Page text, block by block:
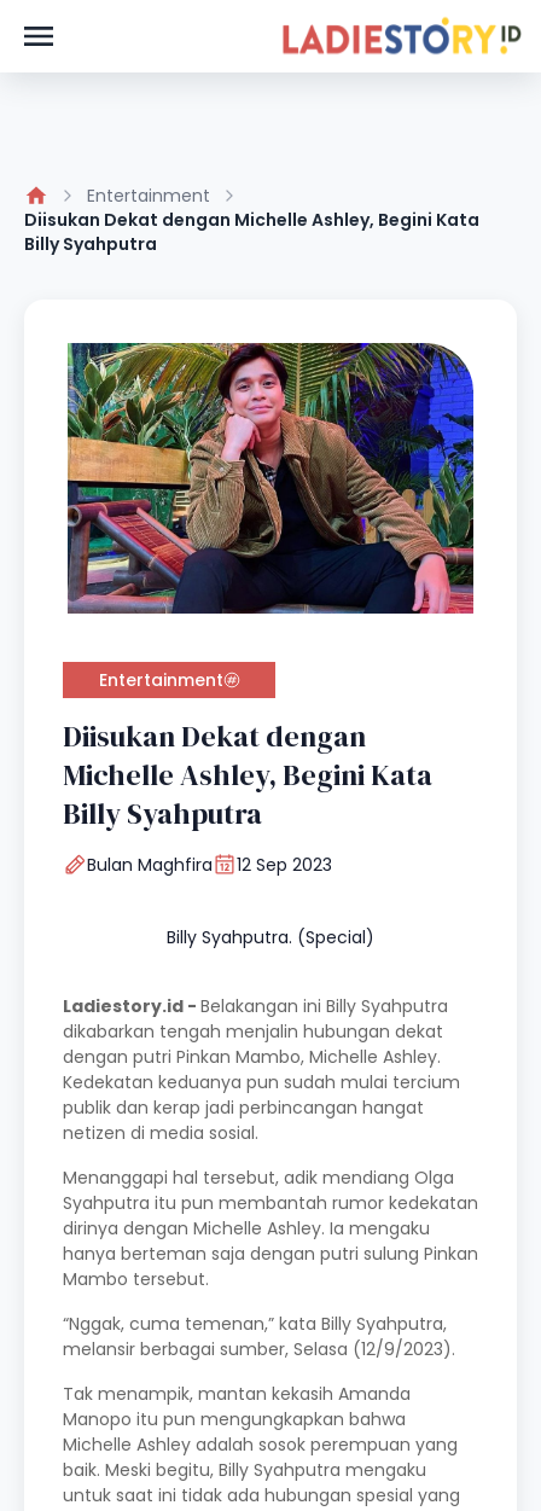
Entertainment
Diisukan Dekat dengan Michelle Ashley, Begini Kata
Billy Syahputra
Entertainment
Diisukan Dekat dengan
Michelle Ashley, Begini Kata
Billy Syahputra
Bulan Maghfira 12 Sep 2023
Billy Syahputra. (Special)
Ladiestory.id - Belakangan ini Billy Syahputra
dikabarkan tengah menjalin hubungan dekat
dengan putri Pinkan Mambo, Michelle Ashley.
Kedekatan keduanya pun sudah mulai tercium
publik dan kerap jadi perbincangan hangat
netizen di media sosial.
Menanggapi hal tersebut, adik mendiang Olga
Syahputra itu pun membantah rumor kedekatan
dirinya dengan Michelle Ashley. Ia mengaku
hanya berteman saja dengan putri sulung Pinkan
Mambo tersebut.
“Nggak, cuma temenan,” kata Billy Syahputra,
melansir berbagai sumber, Selasa (12/9/2023).
Tak menampik, mantan kekasih Amanda
Manopo itu pun mengungkapkan bahwa
Michelle Ashley adalah sosok perempuan yang
baik. Meski begitu, Billy Syahputra mengaku
untuk saat ini tidak ada hubungan spesial yang